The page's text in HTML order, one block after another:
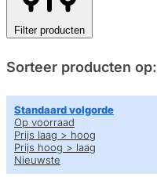
Filter producten
Sorteer producten op:
Standaard volgorde
Op voorraad
Prijs laag > hoog
Prijs hoog > laag
Nieuwste